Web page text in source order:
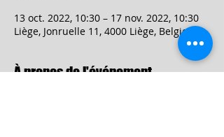
13 oct. 2022, 10:30 – 17 nov. 2022, 10:30
Liège, Jonruelle 11, 4000 Liège, Belgique
À propos de l'événement